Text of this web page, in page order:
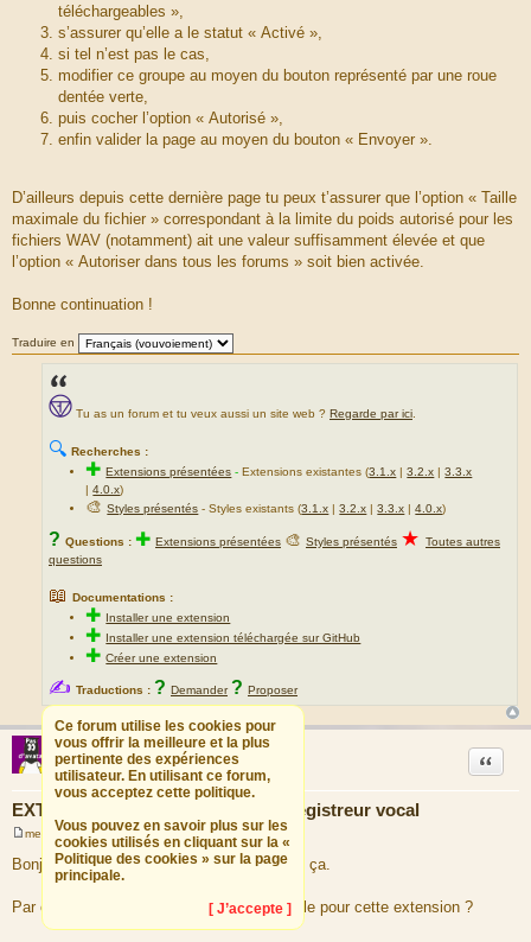
téléchargeables »,
s’assurer qu’elle a le statut « Activé »,
si tel n’est pas le cas,
modifier ce groupe au moyen du bouton représenté par une roue
dentée verte,
puis cocher l’option « Autorisé »,
enfin valider la page au moyen du bouton « Envoyer ».
D’ailleurs depuis cette dernière page tu peux t’assurer que l’option « Taille
maximale du fichier » correspondant à la limite du poids autorisé pour les
fichiers WAV (notamment) ait une valeur suffisamment élevée et que
l’option « Autoriser dans tous les forums » soit bien activée.
Bonne continuation !
Traduire en
Tu as un forum et tu veux aussi un site web ? Regarde par ici.
🔍 Recherches :
✚Extensions présentées - Extensions existantes (3.1.x |3.2.x |3.3.x
|4.0.x)
🎨Styles présentés - Styles existants (3.1.x |3.2.x |3.3.x |4.0.x)
? Questions : ✚ Extensions présentées 🎨 Styles présentés ★ Toutes autres
questions
📖 Documentations :
✚ Installer une extension
✚ Installer une extension téléchargée sur GitHub
✚Créer une extension
✍ Traductions : ? Demander ? Proposer
clarinne
EzComien
EXTENSION : Voice recorder - Enregistreur vocal
Citation
s
g
mer. 27 juin 2018 06:08
Bonjour, merci pour la réponse je vais faire ça.
Par contre y a-t-il pas un moyen plus simple pour cette extension ?
Ce forum utilise les cookies pour
vous offrir la meilleure et la plus
pertinente des expériences
utilisateur. En utilisant ce forum,
vous acceptez cette politique.
Vous pouvez en savoir plus sur les
cookies utilisés en cliquant sur la «
Politique des cookies » sur la page
principale.
[ J’accepte ]